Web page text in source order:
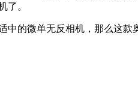
了。
中的微单无反相机，那么这